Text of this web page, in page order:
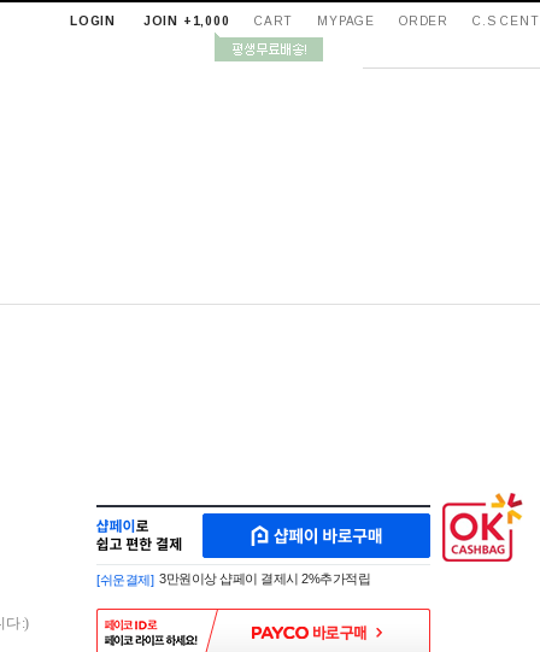
LOGIN JOIN +1,000 CART MYPAGE ORDER C.S
다 :)
M
A
K
E
O
페
이
바
매
[쉬운결제] 3만원이상 샵페이 결제시 2%추가적립